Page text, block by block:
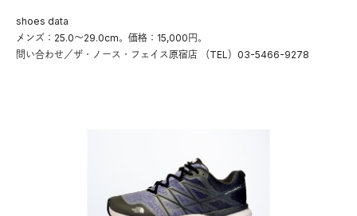
shoes data
メンズ：25.0〜29.0cm。価格：15,000円。
問い合わせ／ザ・ノース・フェイス原宿店 （TEL）03-5466-9278